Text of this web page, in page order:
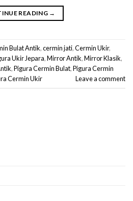
READING →
Bulat Antik,cermin jati,Cermin Ukir,
Ukir Jepara,Mirror Antik,Mirror Klasik,
,Pigura Cermin Bulat,Pigura Cermin
Cermin Ukir Leave a comment